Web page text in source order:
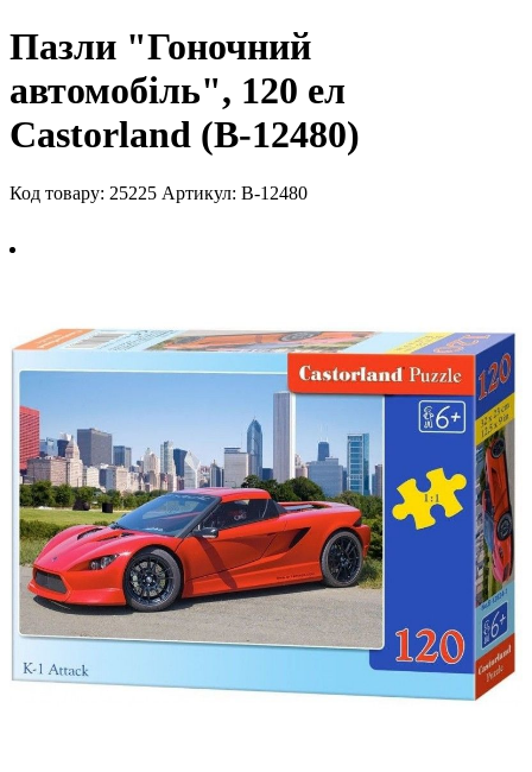
Пазли "Гоночний
автомобіль", 120 ел
Castorland (В-12480)
Код товару: 25225 Артикул: В-12480